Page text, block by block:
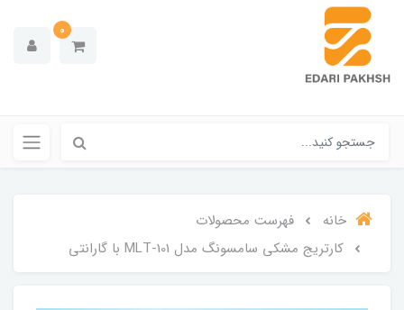
0
خانه
فهرست محصولات
کارتریج مشکی سامسونگ مدل MLT-101 با گارانتی